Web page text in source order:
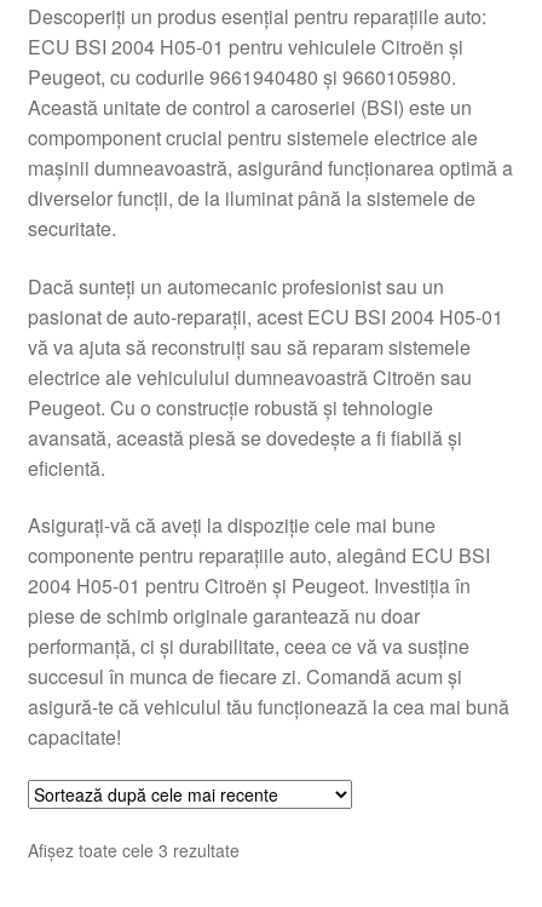
Despre noi
Finalizare comandă
Livrare
Plângere
Plățile
Politică de confidențialitate
Termeni si conditii
Descoperiți un produs esențial pentru reparațiile auto:
ECU BSI 2004 H05-01 pentru vehiculele Citroën și
Peugeot, cu codurile 9661940480 și 9660105980.
Această unitate de control a caroseriei (BSI) este un
compomponent crucial pentru sistemele electrice ale
mașinii dumneavoastră, asigurând funcționarea optimă a
diverselor funcții, de la iluminat până la sistemele de
securitate.
Dacă sunteți un automecanic profesionist sau un
pasionat de auto-reparații, acest ECU BSI 2004 H05-01
vă va ajuta să reconstruiți sau să reparam sistemele
electrice ale vehiculului dumneavoastră Citroën sau
Peugeot. Cu o construcție robustă și tehnologie
avansată, această piesă se dovedește a fi fiabilă și
eficientă.
Asigurați-vă că aveți la dispoziție cele mai bune
componente pentru reparațiile auto, alegând ECU BSI
2004 H05-01 pentru Citroën și Peugeot. Investiția în
piese de schimb originale garantează nu doar
performanță, ci și durabilitate, ceea ce vă va susține
succesul în munca de fiecare zi. Comandă acum și
asigură-te că vehiculul tău funcționează la cea mai bună
capacitate!
Afișez toate cele 3 rezultateSortat